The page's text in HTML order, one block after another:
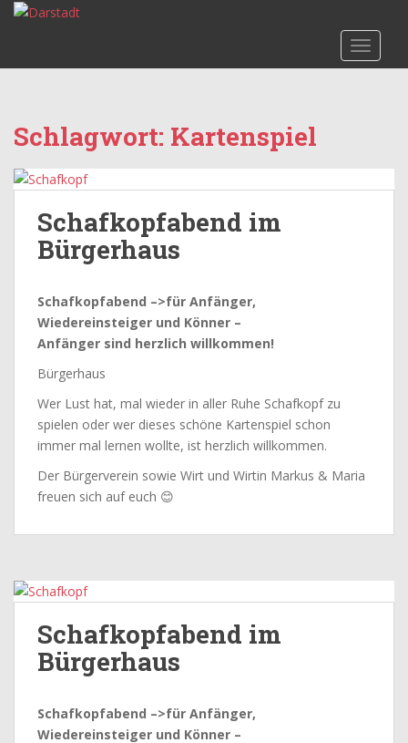
p
Schlagwort: Kartenspiel
Schafkopfabend im
Bürgerhaus
Schafkopfabend –>für Anfänger,
Wiedereinsteiger und Könner –
Anfänger sind herzlich willkommen!
Bürgerhaus
Wer Lust hat, mal wieder in aller Ruhe Schafkopf zu
spielen oder wer dieses schöne Kartenspiel schon
immer mal lernen wollte, ist herzlich willkommen.
Der Bürgerverein sowie Wirt und Wirtin Markus & Maria
freuen sich auf euch 😊
Schafkopfabend im
Bürgerhaus
Schafkopfabend –>für Anfänger,
Wiedereinsteiger und Könner –